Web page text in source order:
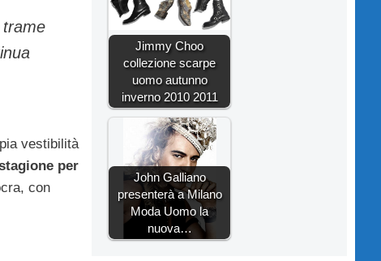
trame
vestibilità
per
con
Jimmy Choo
collezione scarpe
uomo autunno
inverno 2010 2011
John Galliano
presenterà a Milano
Moda Uomo la
nuova…